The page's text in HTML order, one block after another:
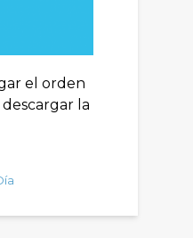
el orden
la